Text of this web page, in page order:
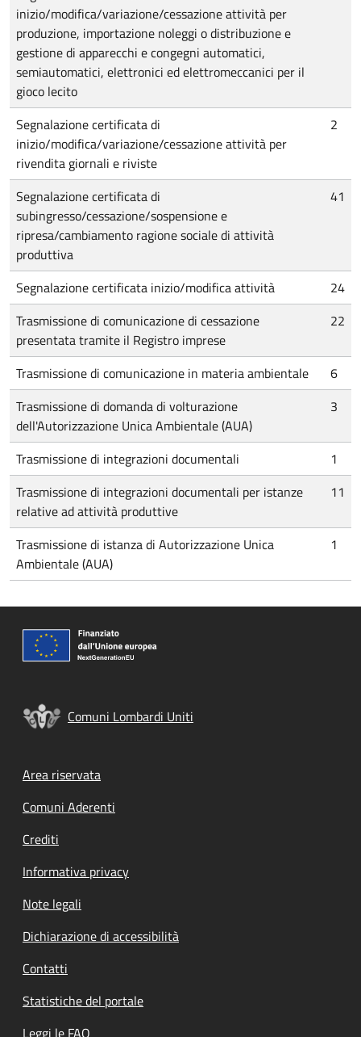
inizio/modifica/variazione/cessazione attività per
produzione, importazione noleggi o distribuzione e
gestione di apparecchi e congegni automatici,
semiautomatici, elettronici ed elettromeccanici per il
gioco lecito
Segnalazione certificata di
inizio/modifica/variazione/cessazione attività per
rivendita giornali e riviste
2
Segnalazione certificata di
subingresso/cessazione/sospensione e
ripresa/cambiamento ragione sociale di attività
produttiva
41
Segnalazione certificata inizio/modifica attività
24
Trasmissione di comunicazione di cessazione
presentata tramite il Registro imprese
22
Trasmissione di comunicazione in materia ambientale
6
Trasmissione di domanda di volturazione
dell'Autorizzazione Unica Ambientale (AUA)
3
Trasmissione di integrazioni documentali
1
Trasmissione di integrazioni documentali per istanze
relative ad attività produttive
11
Trasmissione di istanza di Autorizzazione Unica
Ambientale (AUA)
1
Comuni Lombardi Uniti
Footer menu
Area riservata
Comuni Aderenti
Crediti
Informativa privacy
Note legali
Dichiarazione di accessibilità
Contatti
Statistiche del portale
Leggi le FAQ